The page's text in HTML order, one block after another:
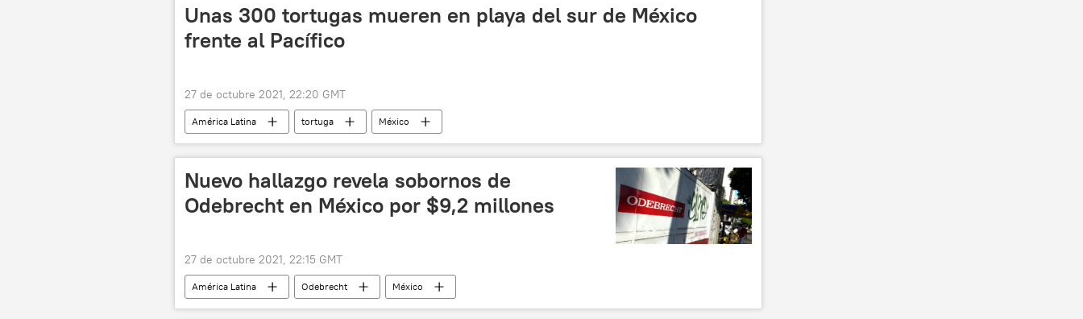
Unas 300 tortugas mueren en playa del sur de México
frente al Pacífico
27 de octubre 2021, 22:20 GMT
América Latina tortuga México
Nuevo hallazgo revela sobornos de
Odebrecht en México por $9,2 millones
27 de octubre 2021, 22:15 GMT
América Latina Odebrecht México